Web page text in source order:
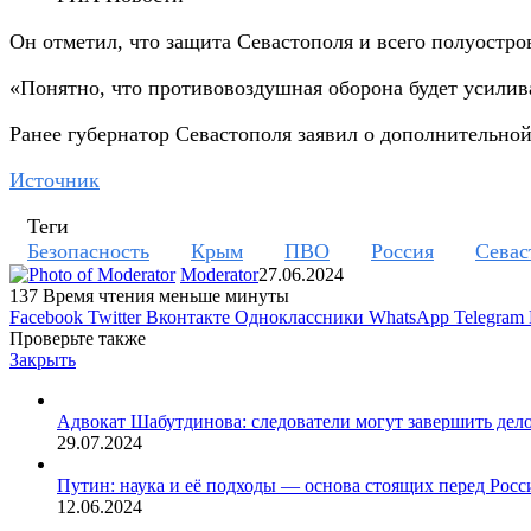
Он отметил, что защита Севастополя и всего
«Понятно, что противовоздушная оборона будет
Ранее губернатор Севастополя заявил о
Источник
Теги
Безопасность
Крым ПВО Россия
Moderator27.06.2024
137 Время чтения меньше минуты
Facebook Twitter Вконтакте Одноклассники WhatsApp Telegram
Проверьте также
Закрыть
Адвокат Шабутдинова: следователи могут завершить
29.07.2024
Путин: наука и её подходы — основа стоящих перед
12.06.2024